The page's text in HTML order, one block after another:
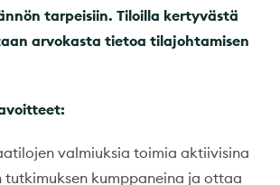
tarpeisiin. Tiloilla kertyvästä
arvokasta tietoa tilajohtamisen
valmiuksia toimia aktiivisina
tutkimuksen kumppaneina ja ottaa